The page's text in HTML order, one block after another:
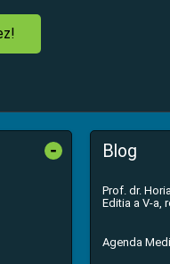
- Blog
Prof. dr.
Editia a V-a,
Agenda